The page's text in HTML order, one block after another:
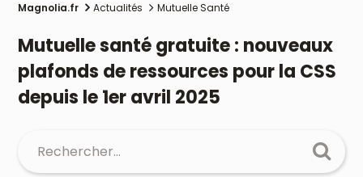
Magnolia.fr Actualités Mutuelle Santé
Mutuelle santé gratuite : nouveaux
plafonds de ressources pour la CSS
depuis le 1er avril 2025